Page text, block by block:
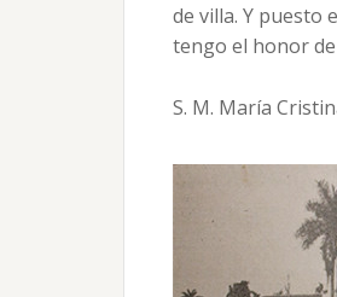
de villa. Y puesto
tengo el honor
S. M. María